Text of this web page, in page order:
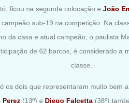
ficou na segunda colocação e João
sub-19 na competição. Na
da casa e atual campeão, o paulista
de 62 barcos, é considerado a
classe.
os dois que representaram muito bem
Perez (13º) e Diego Falcetta (38º)